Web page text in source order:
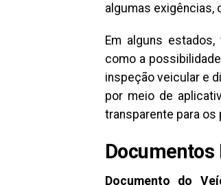
algumas exigências,
Em alguns
como a
inspeção veicular e
por meio de
transparente para
Documento do